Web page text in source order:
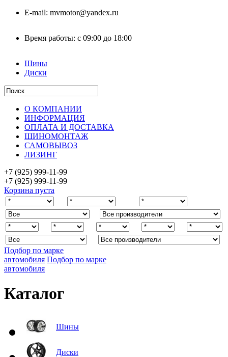
E-mail: mvmotor@yandex.ru
Время работы: с 09:00 до 18:00
Шины
Диски
О КОМПАНИИ
ИНФОРМАЦИЯ
ОПЛАТА И ДОСТАВКА
ШИНОМОНТАЖ
САМОВЫВОЗ
ЛИЗИНГ
+7 (925) 999-11-99
+7 (925) 999-11-99
Корзина пуста
Подбор по марке
автомобиля Подбор по марке
автомобиля
Каталог
Шины
Диски